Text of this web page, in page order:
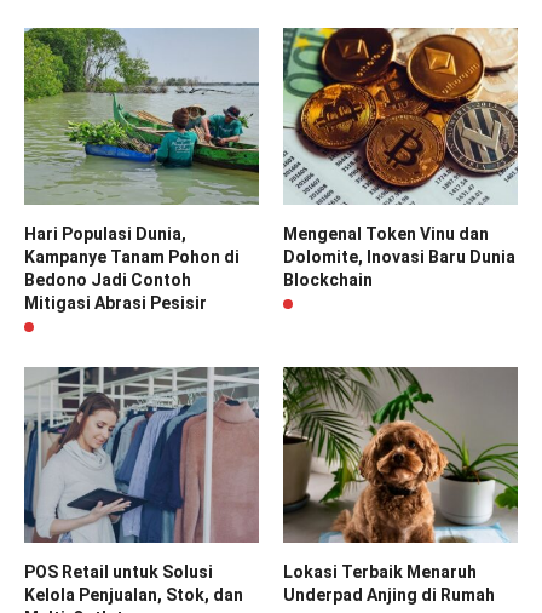
Hari Populasi Dunia,
Kampanye Tanam Pohon di
Bedono Jadi Contoh
Mitigasi Abrasi Pesisir
Mengenal Token Vinu dan
Dolomite, Inovasi Baru Dunia
Blockchain
POS Retail untuk Solusi
Kelola Penjualan, Stok, dan
Lokasi Terbaik Menaruh
Underpad Anjing di Rumah